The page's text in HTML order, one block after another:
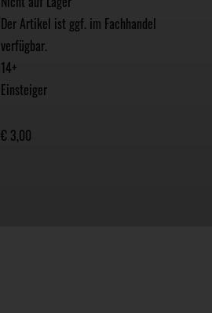
Der Artikel ist ggf. im Fachhandel
verfügbar.
14+
Einsteiger
€ 3,00